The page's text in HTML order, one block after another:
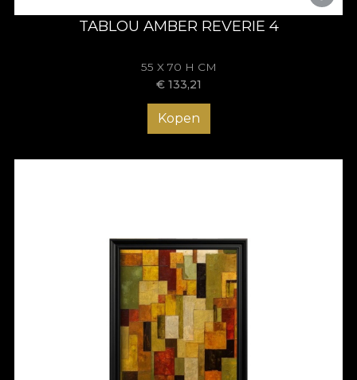
TABLOU AMBER REVERIE 4
55 X 70 H CM
€ 133,21
Kopen